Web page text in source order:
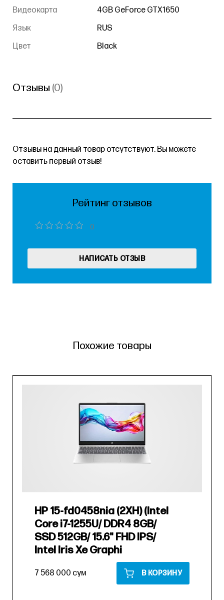
Видеокарта
4GB GeForce GTX1650
Язык
RUS
Цвет
Black
Отзывы (0)
Отзывы на данный товар отсутствуют. Вы можете
оставить первый отзыв!
Рейтинг отзывов
0
НАПИСАТЬ ОТЗЫВ
Похожие товары
HP 15-fd0458nia (2XH) (Intel
Core i7-1255U/ DDR4 8GB/
SSD 512GB/ 15.6" FHD IPS/
Intel Iris Xe Graphi
7 568 000 сум В КОРЗИНУ